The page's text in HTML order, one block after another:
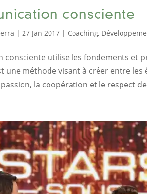
consciente
|27 Jan 2017 | Coaching,
consciente utilise les fondements et
une méthode visant à créer entre
la coopération et le respect